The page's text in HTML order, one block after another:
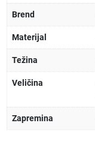
Brend
Materijal
Težina
Veličina
Zapremina